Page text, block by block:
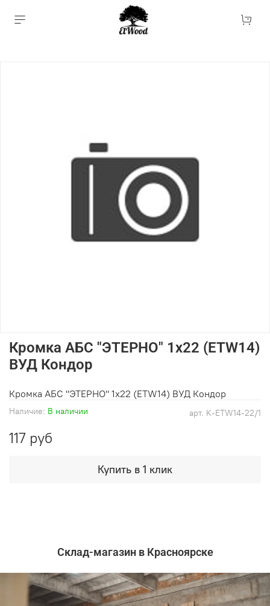
арт. K-ETW14-22/1
Наличие: В наличии
Кромка АБС "ЭТЕРНО" 1х22 (ETW14)
ВУД Кондор
117 руб
Купить в 1 клик
Кромка АБС "ЭТЕРНО" 1х22 (ETW14) ВУД Кондор
Склад-магазин в Красноярске